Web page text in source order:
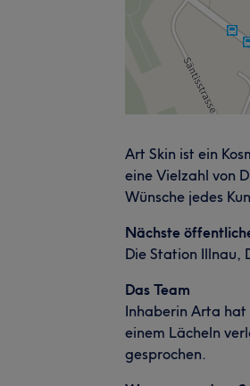
Art Skin ist ein
eine Vielzahl von
Wünsche jedes
Nächste
Die Station Illnau,
Das Team
Inhaberin Arta hat
einem Lächeln
gesprochen.